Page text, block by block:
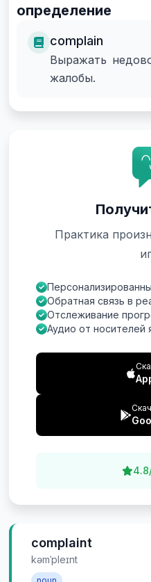
определение
complain
Выражать
жалобы.
complaint
kəmˈpleɪnt
Практика
Обратная связь в
Отслеживание
Аудио от носителей